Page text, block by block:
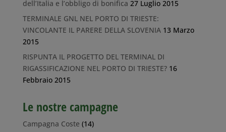
dell’Italia e l’obbligo di bonifica 27 Luglio 2015
TERMINALE GNL NEL PORTO DI TRIESTE:
VINCOLANTE IL PARERE DELLA SLOVENIA 13 Marzo
2015
RISPUNTA IL PROGETTO DEL TERMINAL DI
RIGASSIFICAZIONE NEL PORTO DI TRIESTE? 16
Febbraio 2015
Le nostre campagne
Campagna Coste (14)